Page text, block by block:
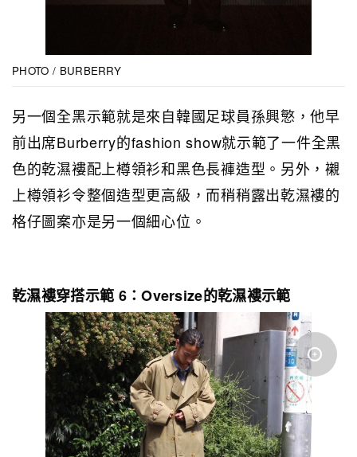
PHOTO / BURBERRY
另一個全黑示範就是來自韓國足球員孫興慜，他早
前出席Burberry的fashion show就示範了一件全黑
色的乾濕褸配上樽領衫和黑色長褲造型。另外，襯
上樽領衫令整個造型更高級，而稍稍露出乾濕褸的
格仔圖案亦是另一個細心位。
乾濕褸穿搭示範 6：Oversize的乾濕褸示範